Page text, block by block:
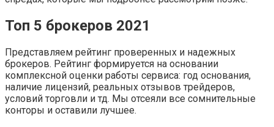
Топ 5 брокеров 2021
Представляем рейтинг проверенных и надежных
брокеров. Рейтинг формируется на основании
комплексной оценки работы сервиса: год основания,
наличие лицензий, реальных отзывов трейдеров,
условий торговли и тд. Мы отсеяли все сомнительные
конторы и оставили лучшее.